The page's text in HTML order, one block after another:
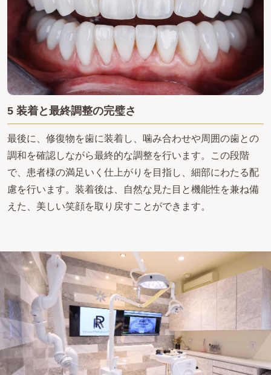
5 装着と最終調整の完璧さ
最後に、修復物を歯に装着し、噛み合わせや周囲の歯との
調和を確認しながら最終的な調整を行います。この段階
で、患者様の満足いく仕上がりを目指し、細部にわたる配
慮を行います。装着後は、自然な見た目と機能性を兼ね備
えた、美しい笑顔を取り戻すことができます。